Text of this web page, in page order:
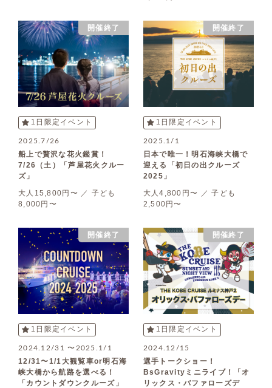
1日限定イベント
2025.7/26
船上で贅沢な花火鑑賞！
7/26（土）「芦屋花火クルー
ズ」
大人15,800円〜 ／ 子ども
8,000円〜
開催終了
1日限定イベント
2025.1/1
日本で唯一！明石海峡大橋で
迎える「初日の出クルーズ
2025」
大人4,800円〜 ／ 子ども
2,500円〜
開催終了
1日限定イベント
2024.12/31 〜2025.1/1
12/31〜1/1大観覧車or明石海
峡大橋から航路を選べる！
「カウントダウンクルーズ」
開催終了
1日限定イベント
2024.12/15
選手トークショー！
BsGravityミニライブ！「オ
リックス・バファローズデ
開催終了